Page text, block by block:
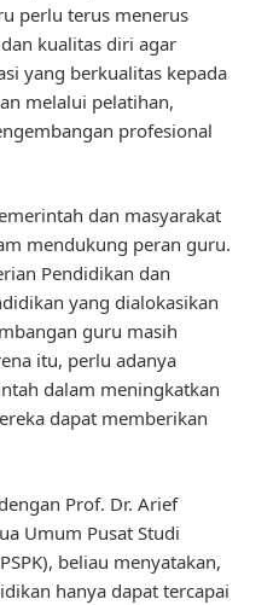
perlu terus menerus
kualitas diri agar
yang berkualitas kepada
melalui pelatihan,
profesional
dan masyarakat
mendukung peran guru.
Pendidikan dan
yang dialokasikan
guru masih
itu, perlu adanya
dalam meningkatkan
dapat memberikan
Prof. Dr. Arief
Umum Pusat Studi
beliau menyatakan,
hanya dapat tercapai